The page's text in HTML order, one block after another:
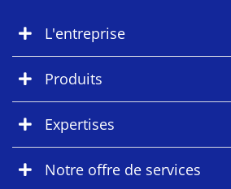
L'entreprise
Produits
Expertises
Notre offre de services